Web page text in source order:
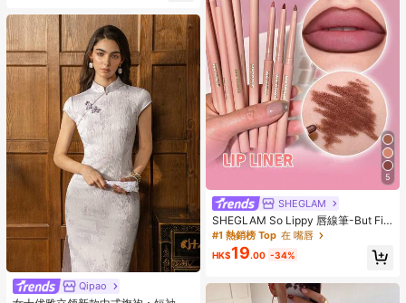
僅剩2件
Qipao
5
SHEGLAM
SHEGLAM So Lippy 唇線筆-But Firs
t,Coffee 品牌美妝化妝品 適合女士與
女孩
#1 熱銷榜 Top 在 嘴唇
HK$19.00 -34%